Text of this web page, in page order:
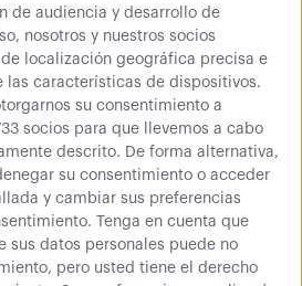
de audiencia y desarrollo de
nosotros y nuestros socios
localización geográfica precisa e
características de dispositivos.
su consentimiento a
socios para que llevemos a cabo
descrito. De forma alternativa,
su consentimiento o acceder
y cambiar sus preferencias
Tenga en cuenta que
sus datos personales puede no
pero usted tiene el derecho
opinan de